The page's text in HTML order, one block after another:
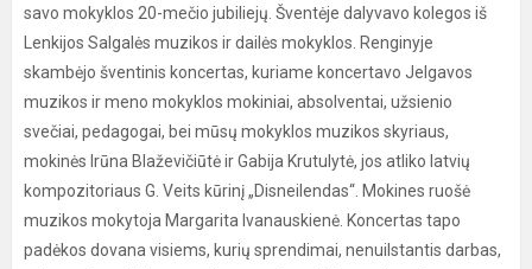
savo mokyklos 20-mečio jubiliejų. Šventėje dalyvavo kolegos iš
Lenkijos Salgalės muzikos ir dailės mokyklos. Renginyje
skambėjo šventinis koncertas, kuriame koncertavo Jelgavos
muzikos ir meno mokyklos mokiniai, absolventai, užsienio
svečiai, pedagogai, bei mūsų mokyklos muzikos skyriaus,
mokinės Irūna Blaževičiūtė ir Gabija Krutulytė, jos atliko latvių
kompozitoriaus G. Veits kūrinį „Disneilendas“. Mokines ruošė
muzikos mokytoja Margarita Ivanauskienė. Koncertas tapo
padėkos dovana visiems, kurių sprendimai, nenuilstantis darbas,